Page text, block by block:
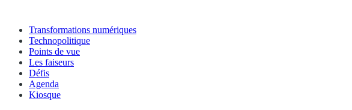
Transformations numériques
Technopolitique
Points de vue
Les faiseurs
Défis
Agenda
Kiosque